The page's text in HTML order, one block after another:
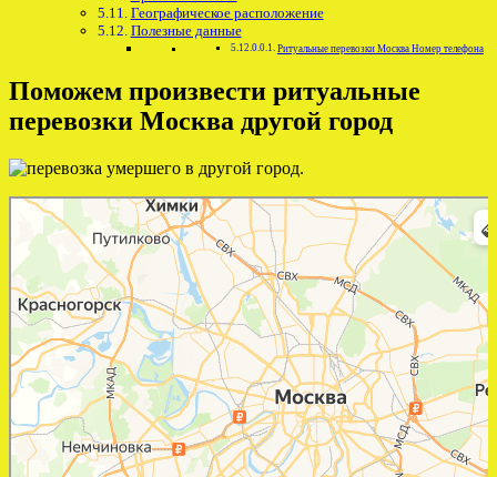
Географическое расположение
Полезные данные
Ритуальные перевозки Москва Номер телефона
Поможем произвести ритуальные
перевозки Москва другой город
Москва
Карта Москвы с улицами и номерами домов — Яндекс Карты